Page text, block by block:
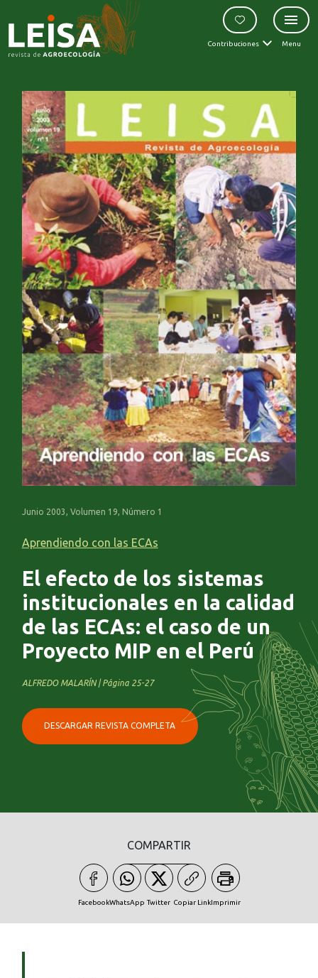
Contribuciones Menu
Junio 2003, Volumen 19, Número 1
Aprendiendo con las ECAs
El efecto de los sistemas
institucionales en la calidad
de las ECAs: el caso de un
Proyecto MIP en el Perú
ALFREDO MALARÍN | Página 25-27
DESCARGAR REVISTA COMPLETA
COMPARTIR
FacebookWhatsApp Twitter Copiar LinkImprimir